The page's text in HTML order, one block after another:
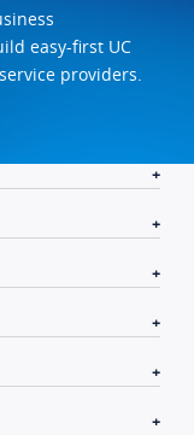
easy-first UC
providers.